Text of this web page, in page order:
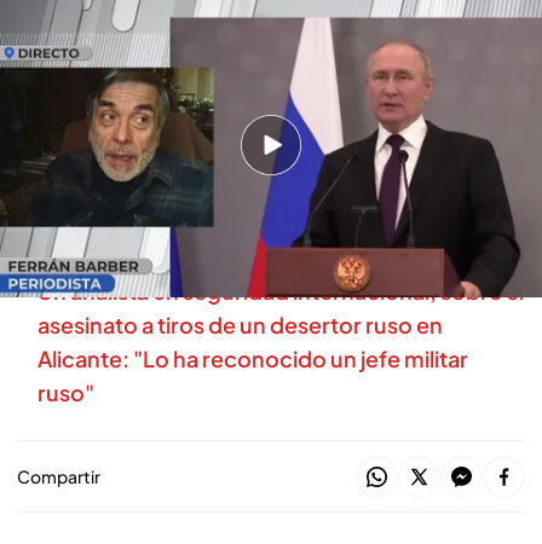
Hablamos con Ferrán Barber
En boca de todos
21 FEB 2024 - 13:07h.
Ferrán Barber ha comparecido en directo en
'En boca de todos' para contar por qué está en
la lista negra del Kremlin.
Un analista en seguridad internacional, sobre el
asesinato a tiros de un desertor ruso en
Alicante: "Lo ha reconocido un jefe militar
ruso"
Compartir